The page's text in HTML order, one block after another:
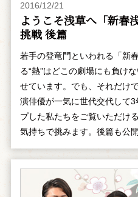
2016/12/21
ようこそ浅草へ「新春
挑戦 後篇
若手の登竜門といわれる「新
る“熱”はどこの劇場にも負け
せています。でも、それだけ
演俳優が一気に世代交代して
プした私たちをご覧いただけ
気持ちで挑みます。後篇も公開